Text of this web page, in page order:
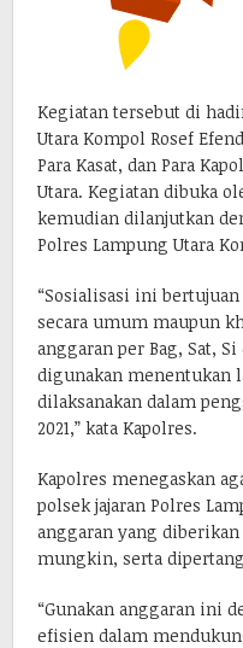
Kegiatan tersebut di
Utara Kompol Rosef
Para Kasat, dan Para
Utara. Kegiatan dibuka
kemudian dilanjutkan
Polres Lampung Utara
“Sosialisasi ini
secara umum maupun
anggaran per Bag, Sat,
digunakan menentukan
dilaksanakan dalam
2021,” kata Kapolres.
Kapolres menegaskan
polsek jajaran Polres
anggaran yang
mungkin, serta
“Gunakan anggaran ini
efisien dalam